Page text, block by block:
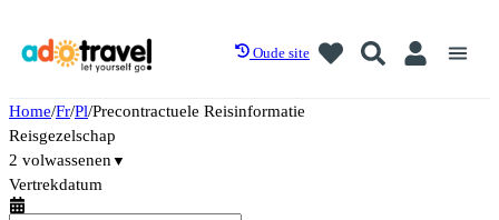
Oude site
Home/Fr/Pl/Precontractuele Reisinformatie
Reisgezelschap
2 volwassenen ▼
Vertrekdatum